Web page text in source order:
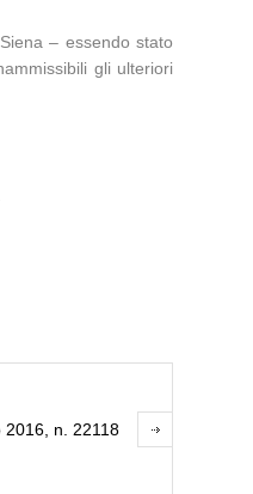
– essendo stato
gli ulteriori
2016, n. 22118